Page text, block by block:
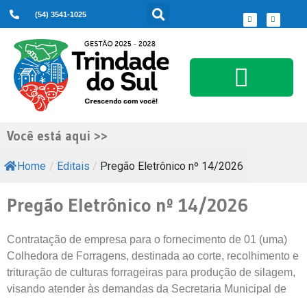
(54) 3541-1025
Você está aqui >>
Home / Editais / Pregão Eletrônico nº 14/2026
Pregão Eletrônico nº 14/2026
Contratação de empresa para o fornecimento de 01 (uma)
Colhedora de Forragens, destinada ao corte, recolhimento e
trituração de culturas forrageiras para produção de silagem,
visando atender às demandas da Secretaria Municipal de